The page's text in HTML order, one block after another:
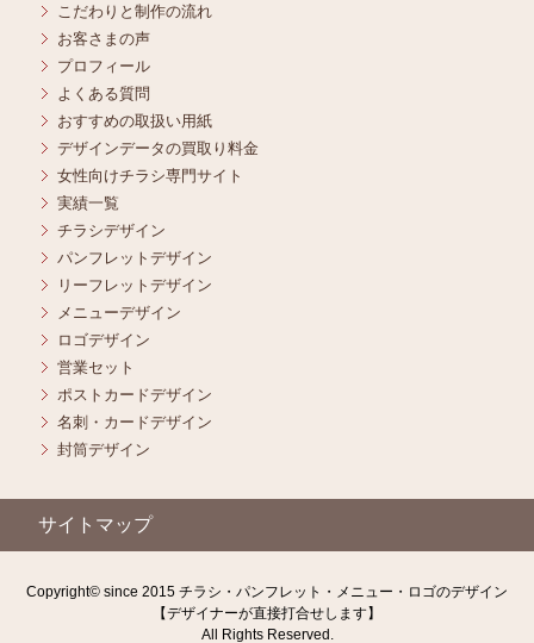
こだわりと制作の流れ
お客さまの声
プロフィール
よくある質問
おすすめの取扱い用紙
デザインデータの買取り料金
女性向けチラシ専門サイト
実績一覧
チラシデザイン
パンフレットデザイン
リーフレットデザイン
メニューデザイン
ロゴデザイン
営業セット
ポストカードデザイン
名刺・カードデザイン
封筒デザイン
サイトマップ
Copyright© since 2015 チラシ・パンフレット・メニュー・ロゴのデザイン
【デザイナーが直接打合せします】
All Rights Reserved.